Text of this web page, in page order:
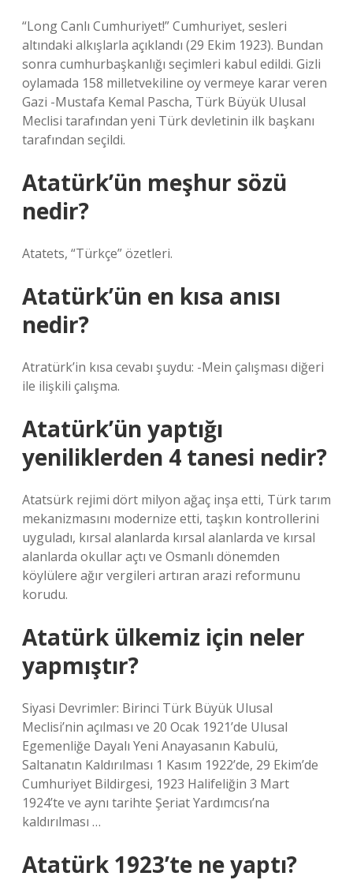
“Long Canlı Cumhuriyet!” Cumhuriyet, sesleri
altındaki alkışlarla açıklandı (29 Ekim 1923). Bundan
sonra cumhurbaşkanlığı seçimleri kabul edildi. Gizli
oylamada 158 milletvekiline oy vermeye karar veren
Gazi -Mustafa Kemal Pascha, Türk Büyük Ulusal
Meclisi tarafından yeni Türk devletinin ilk başkanı
tarafından seçildi.
Atatürk’ün meşhur sözü
nedir?
Atatets, “Türkçe” özetleri.
Atatürk’ün en kısa anısı
nedir?
Atratürk’in kısa cevabı şuydu: -Mein çalışması diğeri
ile ilişkili çalışma.
Atatürk’ün yaptığı
yeniliklerden 4 tanesi nedir?
Atatsürk rejimi dört milyon ağaç inşa etti, Türk tarım
mekanizmasını modernize etti, taşkın kontrollerini
uyguladı, kırsal alanlarda kırsal alanlarda ve kırsal
alanlarda okullar açtı ve Osmanlı dönemden
köylülere ağır vergileri artıran arazi reformunu
korudu.
Atatürk ülkemiz için neler
yapmıştır?
Siyasi Devrimler: Birinci Türk Büyük Ulusal
Meclisi’nin açılması ve 20 Ocak 1921’de Ulusal
Egemenliğe Dayalı Yeni Anayasanın Kabulü,
Saltanatın Kaldırılması 1 Kasım 1922’de, 29 Ekim’de
Cumhuriyet Bildirgesi, 1923 Halifeliğin 3 Mart
1924’te ve aynı tarihte Şeriat Yardımcısı’na
kaldırılması …
Atatürk 1923’te ne yaptı?